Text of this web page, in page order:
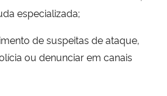
especializada;
de suspeitas de ataque,
ou denunciar em canais